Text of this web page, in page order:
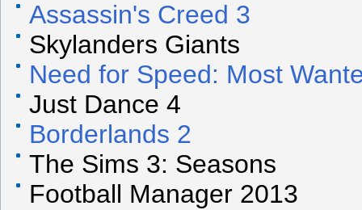
Assassin's Creed 3
Skylanders Giants
Need for Speed: Most
Just Dance 4
Borderlands 2
The Sims 3: Seasons
Football Manager 2013